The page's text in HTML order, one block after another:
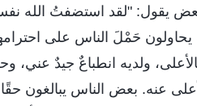
يقول: "لقد استضفتُ الله
يحاولون حَمْلَ الناس على
ولديه انطباعٌ جيدٌ عني،
عنه. بعض الناس يبالغون